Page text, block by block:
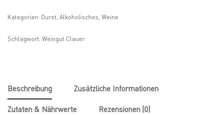
Kategorien: Durst Alkoholisches Weine
Schlagwort: Weingut Clauer
Beschreibung Zusätzliche Informationen
Zutaten & Nährwerte Rezensionen (0)